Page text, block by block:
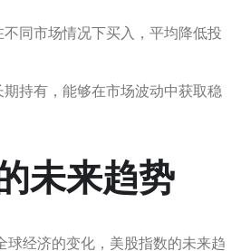
同市场情况下买入，平均降低投
持有，能够在市场波动中获取稳
未来趋势
球经济的变化，美股指数的未来趋